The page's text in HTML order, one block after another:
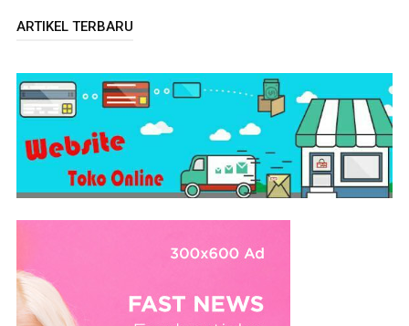
ARTIKEL TERBARU